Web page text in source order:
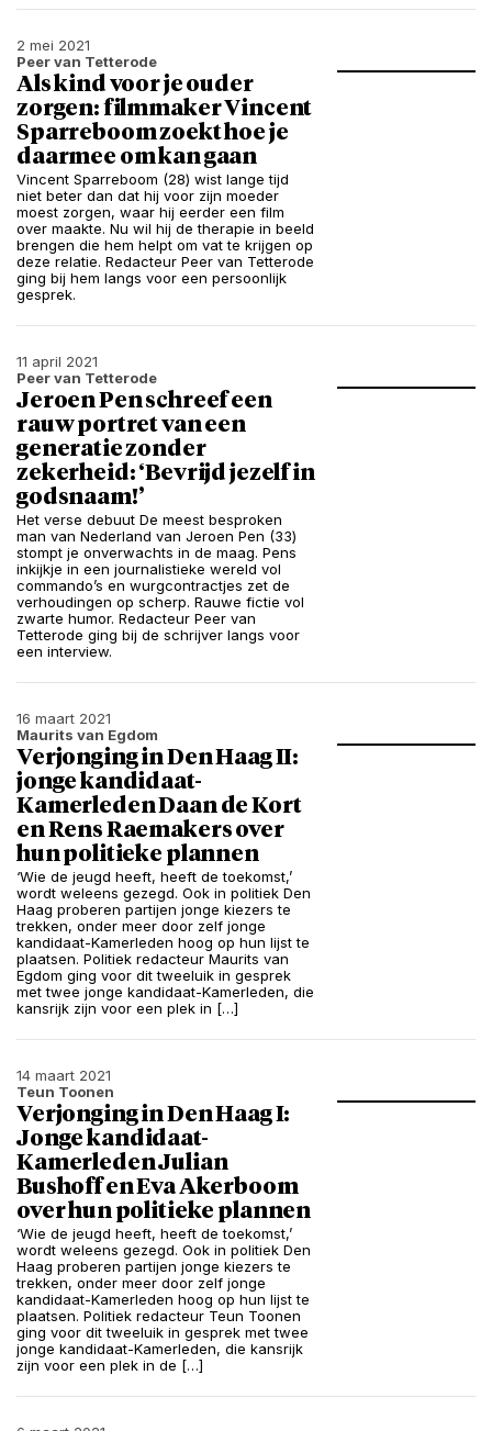
2 mei 2021
Peer van Tetterode
Als kind voor je ouder
zorgen: filmmaker Vincent
Sparreboom zoekt hoe je
daarmee om kan gaan
Vincent Sparreboom (28) wist lange tijd
niet beter dan dat hij voor zijn moeder
moest zorgen, waar hij eerder een film
over maakte. Nu wil hij de therapie in beeld
brengen die hem helpt om vat te krijgen op
deze relatie. Redacteur Peer van Tetterode
ging bij hem langs voor een persoonlijk
gesprek.
11 april 2021
Peer van Tetterode
Jeroen Pen schreef een
rauw portret van een
generatie zonder
zekerheid: ‘Bevrijd jezelf in
godsnaam!’
Het verse debuut De meest besproken
man van Nederland van Jeroen Pen (33)
stompt je onverwachts in de maag. Pens
inkijkje in een journalistieke wereld vol
commando’s en wurgcontractjes zet de
verhoudingen op scherp. Rauwe fictie vol
zwarte humor. Redacteur Peer van
Tetterode ging bij de schrijver langs voor
een interview.
16 maart 2021
Maurits van Egdom
Verjonging in Den Haag II:
jonge kandidaat-
Kamerleden Daan de Kort
en Rens Raemakers over
hun politieke plannen
‘Wie de jeugd heeft, heeft de toekomst,’
wordt weleens gezegd. Ook in politiek Den
Haag proberen partijen jonge kiezers te
trekken, onder meer door zelf jonge
kandidaat-Kamerleden hoog op hun lijst te
plaatsen. Politiek redacteur Maurits van
Egdom ging voor dit tweeluik in gesprek
met twee jonge kandidaat-Kamerleden, die
kansrijk zijn voor een plek in […]
14 maart 2021
Teun Toonen
Verjonging in Den Haag I:
Jonge kandidaat-
Kamerleden Julian
Bushoff en Eva Akerboom
over hun politieke plannen
‘Wie de jeugd heeft, heeft de toekomst,’
wordt weleens gezegd. Ook in politiek Den
Haag proberen partijen jonge kiezers te
trekken, onder meer door zelf jonge
kandidaat-Kamerleden hoog op hun lijst te
plaatsen. Politiek redacteur Teun Toonen
ging voor dit tweeluik in gesprek met twee
jonge kandidaat-Kamerleden, die kansrijk
zijn voor een plek in de […]